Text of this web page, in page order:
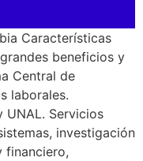
Características
beneficios y
Central de
laborales.
UNAL. Servicios
investigación
financiero,